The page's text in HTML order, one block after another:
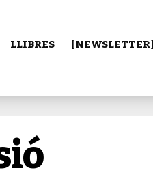
LLIBRES [NEWSLETTER]